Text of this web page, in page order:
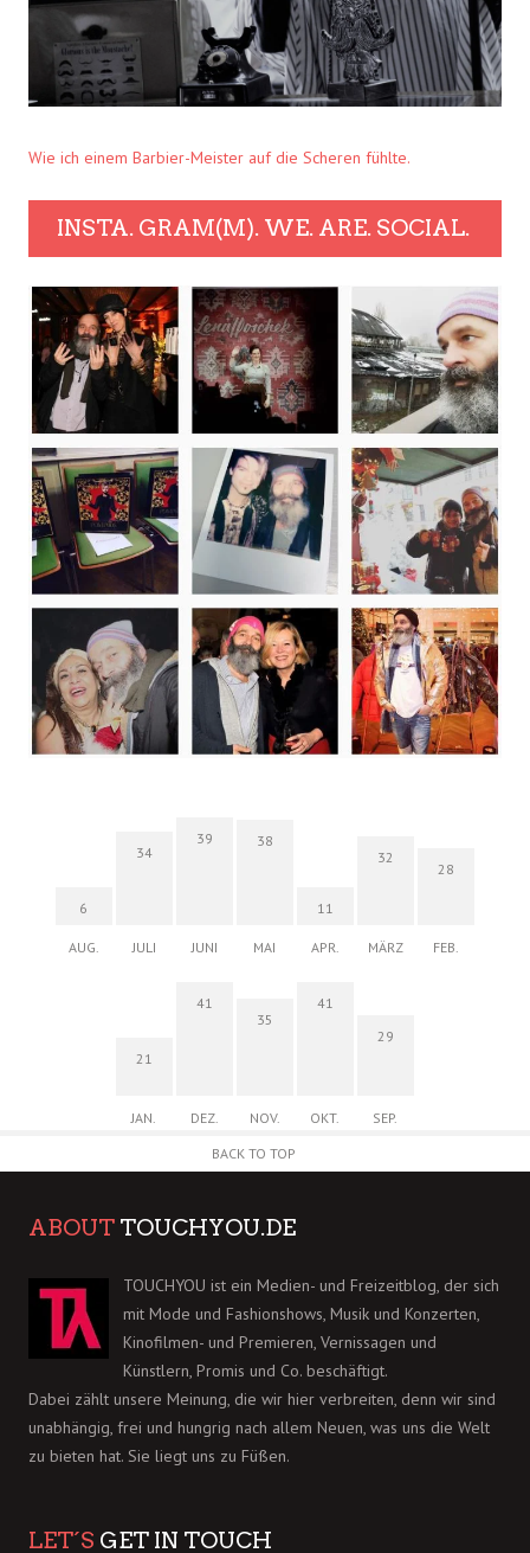
Wie ich einem Barbier-Meister auf die Scheren fühlte.
INSTA. GRAM(M). WE. ARE. SOCIAL.
6
AUG.
34
JULI
39
JUNI
38
MAI
11
APR.
32
MÄRZ
28
FEB.
21
JAN.
41
DEZ.
35
NOV.
41
OKT.
29
SEP.
BACK TO TOP
ABOUT TOUCHYOU.DE
TOUCHYOU ist ein Medien- und Freizeitblog, der sich
mit Mode und Fashionshows, Musik und Konzerten,
Kinofilmen- und Premieren, Vernissagen und
Künstlern, Promis und Co. beschäftigt.
Dabei zählt unsere Meinung, die wir hier verbreiten, denn wir sind
unabhängig, frei und hungrig nach allem Neuen, was uns die Welt
zu bieten hat. Sie liegt uns zu Füßen.
LET´S GET IN TOUCH